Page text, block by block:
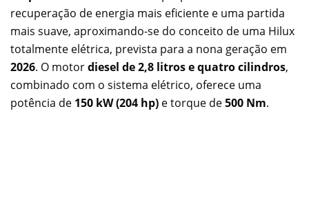
recuperação de energia mais eficiente e uma partida
mais suave, aproximando-se do conceito de uma Hilux
totalmente elétrica, prevista para a nona geração em
2026. O motordiesel de 2,8 litros e quatro cilindros,
combinado com o sistema elétrico, oferece uma
potência de 150 kW (204 hp) e torque de500 Nm.